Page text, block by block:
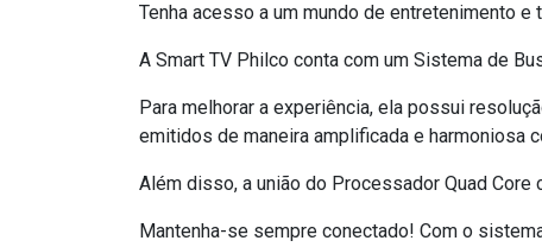
Tenha acesso a um mundo de entretenimento e
A Smart TV Philco conta com um Sistema de
Para melhorar a experiência, ela possui
emitidos de maneira amplificada e harmoniosa
Além disso, a união do Processador Quad
Mantenha-se sempre conectado! Com o